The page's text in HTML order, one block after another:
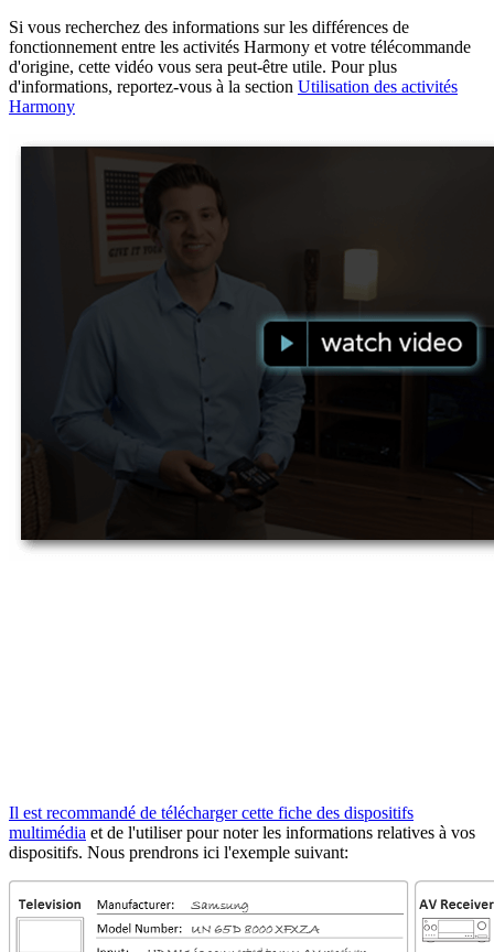
Si vous recherchez des informations sur les différences de
fonctionnement entre les activités Harmony et votre télécommande
d'origine, cette vidéo vous sera peut-être utile. Pour plus
d'informations, reportez-vous à la section Utilisation des activités
Harmony
Il est recommandé de télécharger cette fiche des dispositifs
multimédia et de l'utiliser pour noter les informations relatives à vos
dispositifs. Nous prendrons ici l'exemple suivant: